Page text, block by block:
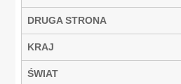
DRUGA STRONA
KRAJ
ŚWIAT